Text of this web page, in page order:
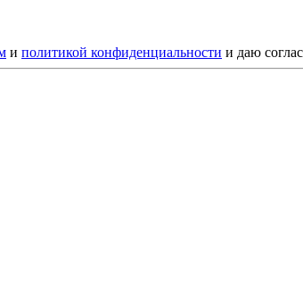
и политикой конфиденциальности и даю